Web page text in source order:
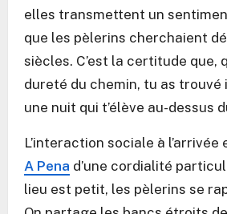
elles transmettent un
que les pèlerins cherchaient
siècles. C’est la certitude que,
dureté du chemin, tu as trouvé
une nuit qui t’élève au-dessus
L’interaction sociale à
A Pena d’une cordialité
lieu est petit, les pèlerins se